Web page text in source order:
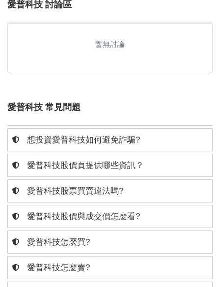
愛普科技 討論區
暫無討論
愛普科技 常見問題
想投資愛普科技如何避免詐騙?
愛普科技股價頁提供哪些資訊？
愛普科技股票買賣違法嗎?
愛普科技股價與成交價怎麼看?
愛普科技怎麼買?
愛普科技怎麼賣?